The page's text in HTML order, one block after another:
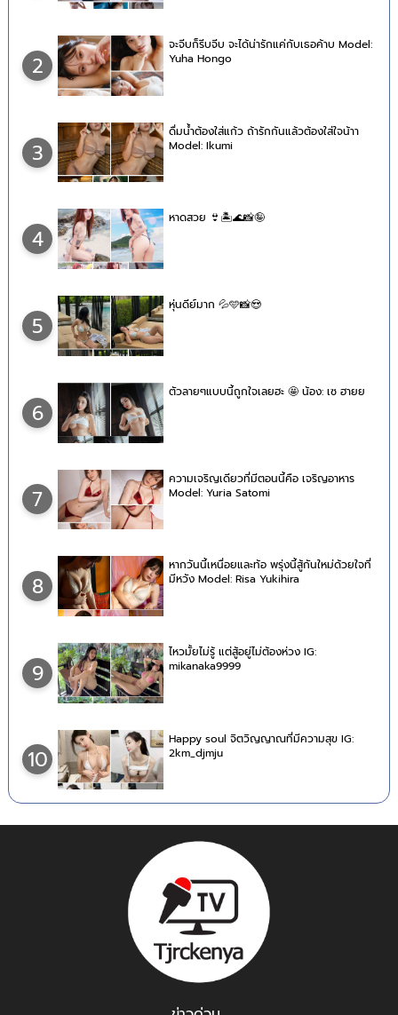
2
จะจีบก็รีบจีบ จะได้น่ารักแค่กับเธอค้าบ Model:
Yuha Hongo
3
ดื่มน้ำต้องใส่แก้ว ถ้ารักกันแล้วต้องใส่ใจน้าา
Model: Ikumi
4
หาดสวย 👙🏝🌊📸🤪
5
หุ่นดีย์มาก 💦🩵📸😍
6
ตัวลายๆแบบนี้ถูกใจเลยฮะ 🤩 น้อง: เซ ฮายย
7
ความเจริญเดียวที่มีตอนนี้คือ เจริญอาหาร
Model: Yuria Satomi
8
หากวันนี้เหนื่อยและท้อ พรุ่งนี้สู้กันใหม่ด้วยใจที่
มีหวัง Model: Risa Yukihira
9
ไหวมั้ยไม่รู้ แต่สู้อยู่ไม่ต้องห่วง IG:
mikanaka9999
10
Happy soul จิตวิญญาณที่มีความสุข IG:
2km_djmju